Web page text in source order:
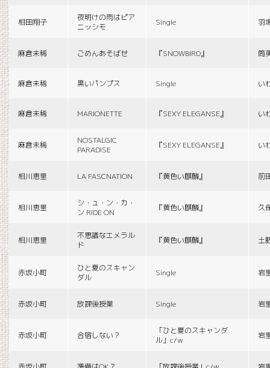
相田翔子
夜明けの雨はピア
ニッシモ
Single 羽
麻倉未稀 ごめんあそばせ 『SNOWBIRD』 筒
麻倉未稀 黒いパンプス Single い
麻倉未稀 MARIONETTE 『SEXY ELEGANSE』 い
麻倉未稀
NOSTALGIC
PARADISE
『SEXY ELEGANSE』 い
相川恵里 LA FASCNATION 『黄色い麒麟』 前
相川恵里
シ・ュ・ン・カ・
ン RIDE ON
『黄色い麒麟』 久
相川恵里
不思議なエメラル
ド
『黄色い麒麟』 土
赤坂小町
ひと夏のスキャン
ダル
Single 岩
赤坂小町 放課後授業 Single 岩
赤坂小町 合宿しない？
「ひと夏のスキャンダ
ル」c/w
岩